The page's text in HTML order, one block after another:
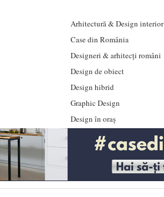
Arhitectură & Design interior
Case din România
Designeri & arhitecți români
Design de obiect
Design hibrid
Graphic Design
Design în oraș